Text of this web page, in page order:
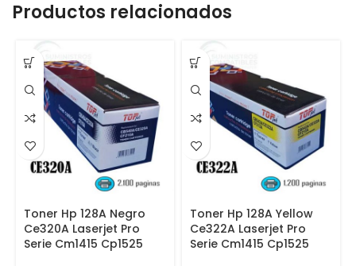
Productos relacionados
Toner Hp 128A Negro
Ce320A Laserjet Pro
Serie Cm1415 Cp1525
Toner Hp 128A Yellow
Ce322A Laserjet Pro
Serie Cm1415 Cp1525